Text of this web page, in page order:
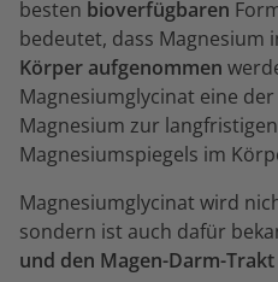
besten bioverfügbaren
bedeutet, dass Magnesium
Körper aufgenommen
Magnesiumglycinat eine
Magnesium zur
Magnesiumspiegels im
Magnesiumglycinat wird
sondern ist auch dafür
und den Magen-Darm-